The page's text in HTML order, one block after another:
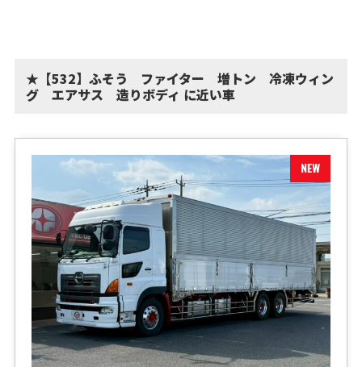
★【532】ふそう ファイター 増トン 冷凍ウィン
グ エアサス 造りボディ に近い車